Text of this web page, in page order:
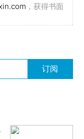
，获得书面
订阅